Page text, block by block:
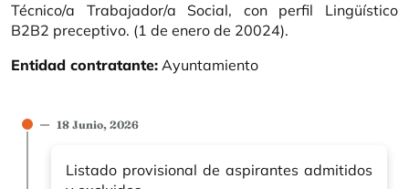
Técnico/a Trabajador/a Social, con perfil Lingüístico
B2B2 preceptivo. (1 de enero de 20024).
Entidad contratante: Ayuntamiento
18 Junio, 2026
Listado provisional de aspirantes admitidos